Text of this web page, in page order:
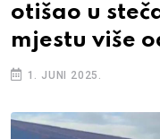
otišao u
mjestu više
1. JUNI 2025.